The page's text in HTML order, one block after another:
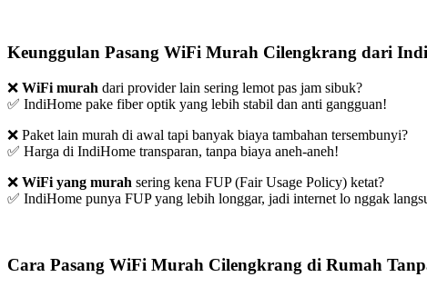
Keunggulan Pasang WiFi Murah Cilengkrang dari
❌ WiFi murah dari provider lain sering lemot pas jam sibuk?
✅ IndiHome pake fiber optik yang lebih stabil dan anti gangguan!
❌ Paket lain murah di awal tapi banyak biaya tambahan tersembunyi?
✅ Harga di IndiHome transparan, tanpa biaya aneh-aneh!
❌ WiFi yang murah sering kena FUP (Fair Usage Policy) ketat?
✅ IndiHome punya FUP yang lebih longgar, jadi internet lo nggak
Cara Pasang WiFi Murah Cilengkrang di Rumah